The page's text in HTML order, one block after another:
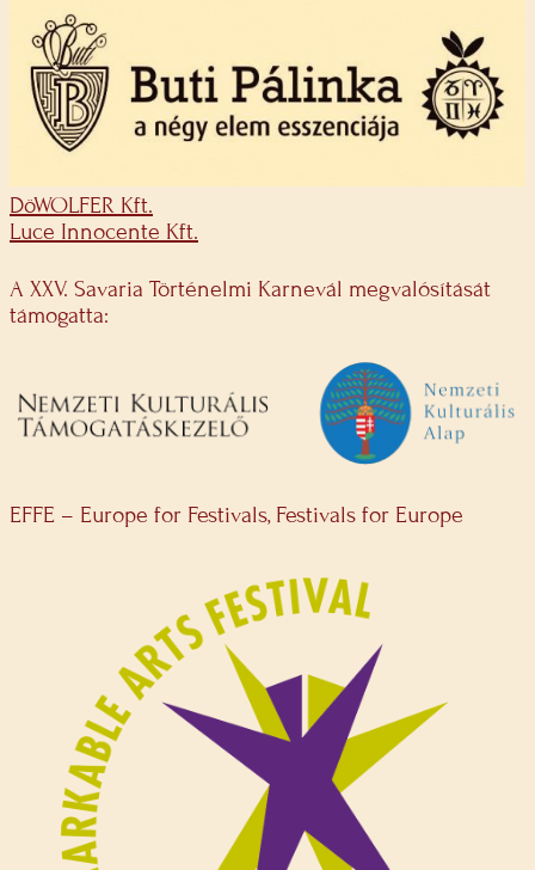
DöWOLFER Kft.
Luce Innocente Kft.
A XXV. Savaria Történelmi Karnevál megvalósítását
támogatta:
EFFE – Europe for Festivals, Festivals for Europe